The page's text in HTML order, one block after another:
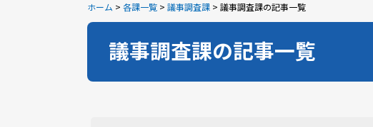
ホーム > 各課一覧 > 議事調査課 > 議事調査課の記事一覧
議事調査課の記事一覧